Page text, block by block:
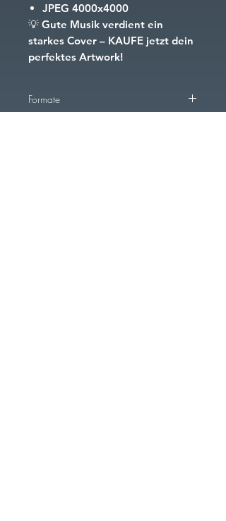
JPEG 4000x4000
💡 Gute Musik verdient ein
starkes Cover – KAUFE jetzt dein
perfektes Artwork!
Formate